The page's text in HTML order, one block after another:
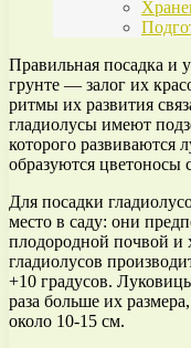
Правильная посадка и
грунте — залог их
ритмы их развития
гладиолусы имеют
которого развиваются
образуются
Для посадки
место в саду: они
плодородной почвой и
гладиолусов
+10 градусов.
раза больше их
около 10-15 см.